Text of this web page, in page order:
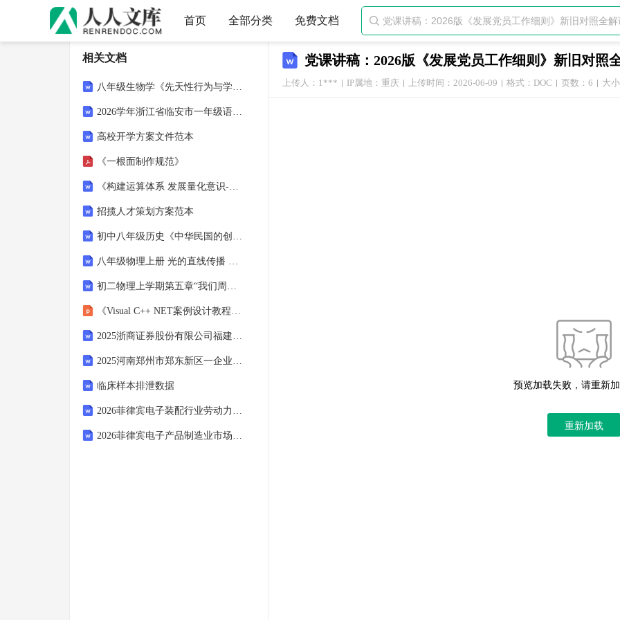
首页 全部分类 免费文档 
党课讲稿：2026版《发展党员工作细则》新旧对照
上传人：1*** IP属地：重庆 上传时间：2026-06-09 格式：DOC 页数：6 大
预览加载失败，请重新
重新加载
相关文档
八年级生物学《先天性行为与学习行为》教学设计
2026学年浙江省临安市一年级语文期末自测知识串联题（附答案）详细答案和解析
高校开学方案文件范本
《一根面制作规范》
《构建运算体系 发展量化意识-第一单元《小数乘法》复习课教学设计》（人教版五年级数学上册）
招揽人才策划方案范本
初中八年级历史《中华民国的创建与制度初创》单元教学设计
八年级物理上册 光的直线传播 知识清单
初二物理上学期第五章“我们周围的物质”单元复习教案
《Visual C++ NET案例设计教程》-学习情境六 多媒体的使用
2025浙商证券股份有限公司福建分公司招聘4岗笔试历年参考题库附带答案详解
2025河南郑州市郑东新区一企业招聘客服岗六险一金笔试历年参考题库附带答案详解
临床样本排泄数据
2026菲律宾电子装配行业劳动力优势演变调查与国际化投资布局规划
2026菲律宾电子产品制造业市场现状供需分析及投资评估规划分析研究报告